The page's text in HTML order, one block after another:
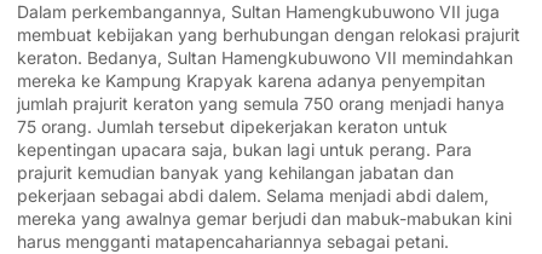
Dalam perkembangannya, Sultan Hamengkubuwono VII juga
membuat kebijakan yang berhubungan dengan relokasi prajurit
keraton. Bedanya, Sultan Hamengkubuwono VII memindahkan
mereka ke Kampung Krapyak karena adanya penyempitan
jumlah prajurit keraton yang semula 750 orang menjadi hanya
75 orang. Jumlah tersebut dipekerjakan keraton untuk
kepentingan upacara saja, bukan lagi untuk perang. Para
prajurit kemudian banyak yang kehilangan jabatan dan
pekerjaan sebagai abdi dalem. Selama menjadi abdi dalem,
mereka yang awalnya gemar berjudi dan mabuk-mabukan kini
harus mengganti matapencahariannya sebagai petani.